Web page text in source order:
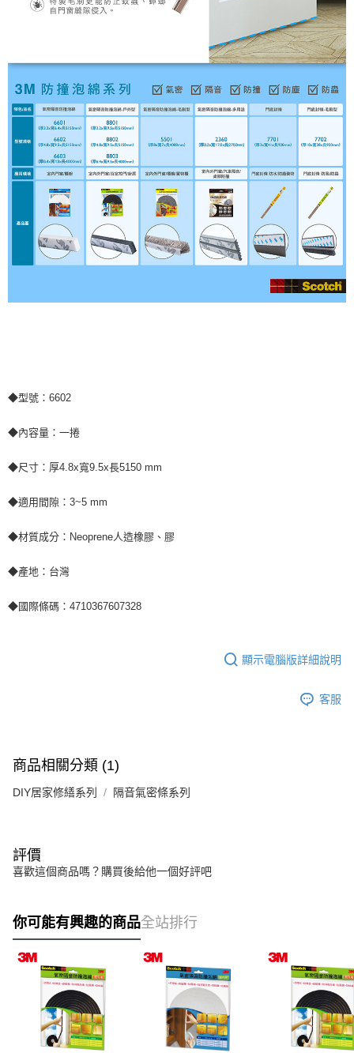
◆型號：6602
◆內容量：一捲
◆尺寸：厚4.8x寬9.5x長5150 mm
◆適用間隙：3~5 mm
◆材質成分：Neoprene人造橡膠、膠
◆產地：台灣
◆國際條碼：4710367607328
顯示電腦版詳細說明
客服
商品相關分類 (1)
DIY居家修繕系列 隔音氣密條系列
評價
喜歡這個商品嗎？購買後給他一個好評吧
你可能有興趣的商品全站排行